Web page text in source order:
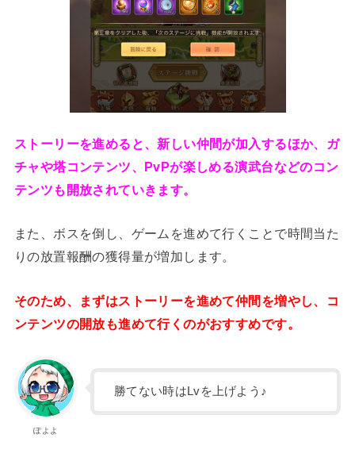
ストーリーを進めると、新しい仲間が加入するほか、ガ
チャや塔コンテンツ、PvPが楽しめる演武台などのコン
テンツも開放されていきます。
また、ボスを倒し、ゲームを進めて行くことで時間当た
りの放置報酬の獲得量が増加します。
そのため、まずはストーリーを進めて仲間を増やし、コ
ンテンツの開放も進めて行くのがおすすめです。
ぽよよ
勝てない時はLvを上げよう♪